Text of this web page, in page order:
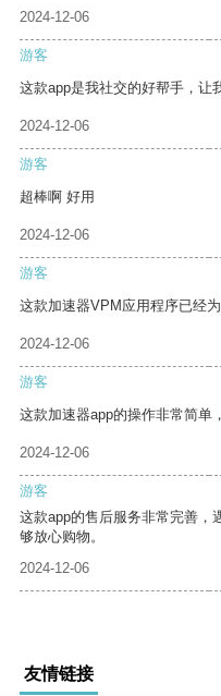
2024-12-06
游客
这款app是我社交的好帮手，让
2024-12-06
游客
超棒啊 好用
2024-12-06
游客
这款加速器VPM应用程序已经
2024-12-06
游客
这款加速器app的操作非常简单
2024-12-06
游客
这款app的售后服务非常完善，
够放心购物。
2024-12-06
友情链接